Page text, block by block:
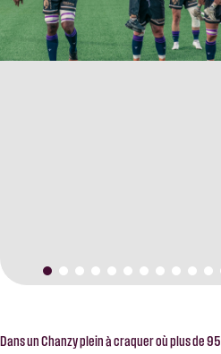
Dans un Chanzy plein à craquer où plus de